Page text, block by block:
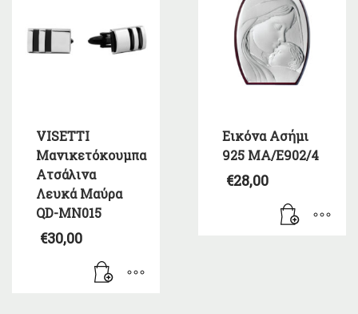
VISETTI
Μανικετόκουμπα
Ατσάλινα
Λευκά Μαύρα
QD-MN015
€30,00
Εικόνα Ασήμι
925 MA/E902/4
€28,00